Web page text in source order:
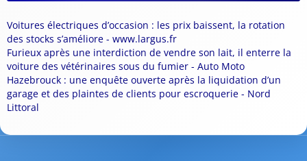
Voitures électriques d’occasion : les prix baissent, la rotation
des stocks s’améliore - www.largus.fr
Furieux après une interdiction de vendre son lait, il enterre la
voiture des vétérinaires sous du fumier - Auto Moto
Hazebrouck : une enquête ouverte après la liquidation d’un
garage et des plaintes de clients pour escroquerie - Nord
Littoral